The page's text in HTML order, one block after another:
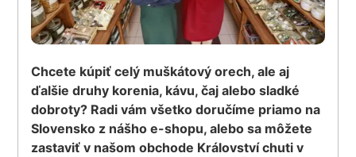
Chcete kúpiť celý muškátový orech, ale aj
ďalšie druhy korenia, kávu, čaj alebo sladké
dobroty? Radi vám všetko doručíme priamo na
Slovensko z nášho e-shopu, alebo sa môžete
zastaviť v našom obchode Království chuti v